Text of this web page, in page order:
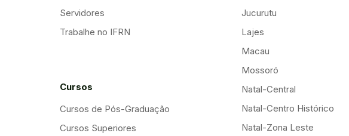
Servidores
Trabalhe no IFRN
Cursos
Cursos de Pós-Graduação
Cursos Superiores
Jucurutu
Lajes
Macau
Mossoró
Natal-Central
Natal-Centro Histórico
Natal-Zona Leste